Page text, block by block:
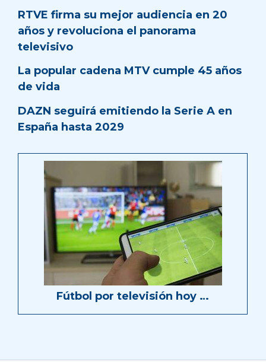
RTVE firma su mejor audiencia en 20
años y revoluciona el panorama
televisivo
La popular cadena MTV cumple 45 años
de vida
DAZN seguirá emitiendo la Serie A en
España hasta 2029
Fútbol por televisión hoy …